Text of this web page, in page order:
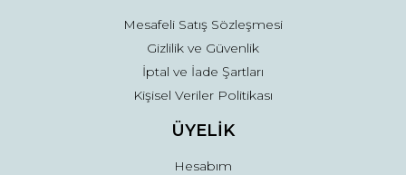
Mesafeli Satış Sözleşmesi
Gizlilik ve Güvenlik
İptal ve İade Şartları
Kişisel Veriler Politikası
ÜYELİK
Hesabım